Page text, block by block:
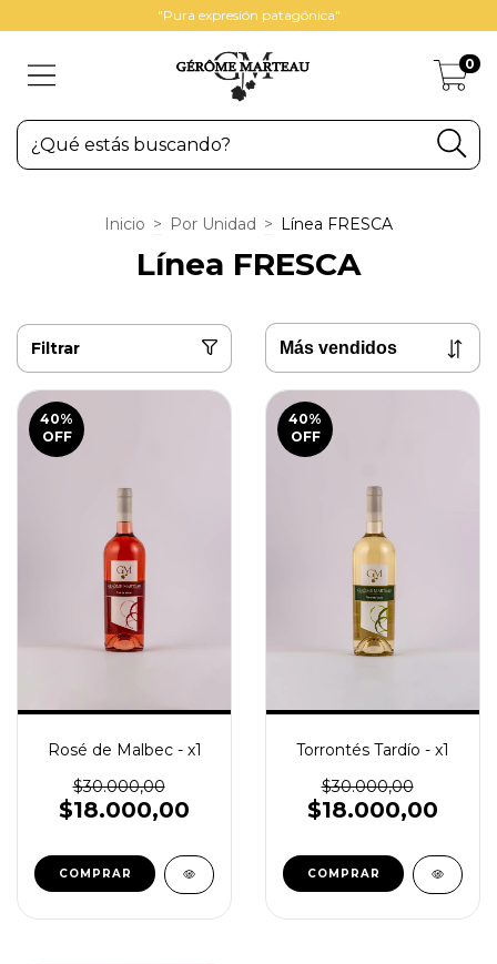
"Pura expresión patagónica"
0
Inicio > Por Unidad > Línea FRESCA
Línea FRESCA
Filtrar
40%
OFF
Rosé de Malbec - x1
$30.000,00
$18.000,00
40%
OFF
Torrontés Tardío - x1
$30.000,00
$18.000,00